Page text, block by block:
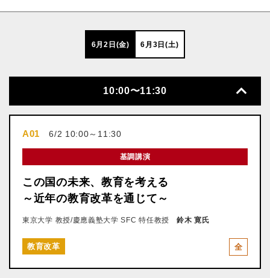
6月2日(金) 6月3日(土)
10:00〜11:30
A01 6/2 10:00～11:30
基調講演
この国の未来、教育を考える
～近年の教育改革を通じて～
東京大学 教授/慶應義塾大学 SFC 特任教授 鈴木 寛氏
教育改革 全